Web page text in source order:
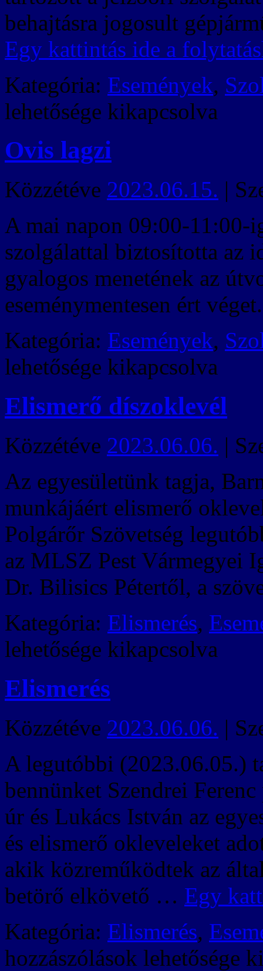
behajtásra jogosult
Egy kattintás ide a
Kategória: Események,
lehetősége kikapcsolva
Ovis lagzi
Közzétéve 2023.06.15. |
A mai napon 09:00-11:00-
szolgálattal biztosította az
gyalogos menetének az
eseménymentesen ért véget.
Kategória: Események,
lehetősége kikapcsolva
Elismerő díszoklevél
Közzétéve 2023.06.06. |
Az egyesületünk tagja,
munkájáért elismerő
Polgárőr Szövetség
az MLSZ Pest Vármegyei
Dr. Bilisics Pétertől, a
Kategória: Elismerés,
lehetősége kikapcsolva
Elismerés
Közzétéve 2023.06.06. |
A legutóbbi (2023.06.05.)
bennünket Szendrei
úr és Lukács István az
és elismerő okleveleket
akik közreműködtek az
betörő elkövető … Egy
Kategória: Elismerés,
hozzászólások lehetősége